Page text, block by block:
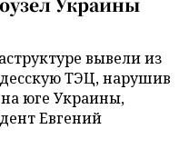
вывели из
ТЭЦ, нарушив
юге Украины,
Евгений